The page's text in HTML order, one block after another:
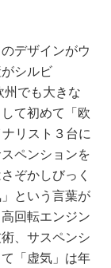
デザインがウ
シルビ
でも大きな
て初めて「欧
リスト３台に
ペンションを
ぞかしびっく
という言葉が
回転エンジン
、サスペンシ
「虚気」は年